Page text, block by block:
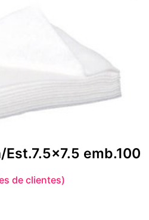
Est.7.5x7.5 emb.100
de clientes)